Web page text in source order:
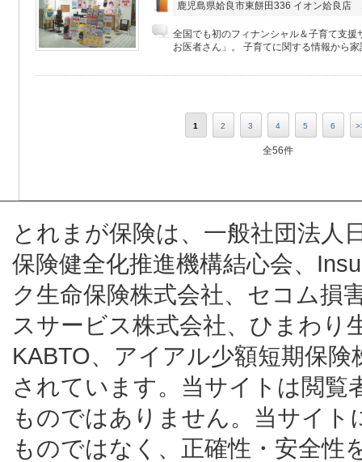
鹿児島県姶良市東餅田336 イオン姶良店
全国でも初のフィナンシャル＆子育て支援
お医者さん」。 子育てに関する情報から
1 2 3 4 5 6
全56件
とれまが保険は、一般社団法人
保険健全化推進機構結心会、
ク生命保険株式会社、セコム損
スサービス株式会社、ひまわり
KABTO、アイアル少額短期保
されています。当サイトは閲覧
ものではありません。当サイ
ものではなく、正確性・安全性